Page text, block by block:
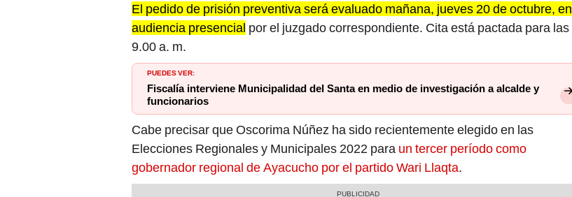
El pedido de prisión preventiva será evaluado mañana, jueves 20 de octubre, en
audiencia presencial por el juzgado correspondiente. Cita está pactada para las
9.00 a. m.
PUEDES VER:
Fiscalía interviene Municipalidad del Santa en medio de investigación a alcalde y
funcionarios
Cabe precisar que Oscorima Núñez ha sido recientemente elegido en las
Elecciones Regionales y Municipales 2022 para un tercer período como
gobernador regional de Ayacucho por el partido Wari Llaqta.